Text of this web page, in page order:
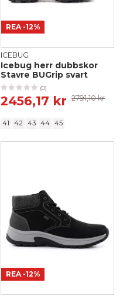
REA -12%
ICEBUG
Icebug herr dubbskor
Stavre BUGrip svart
(0)
2456,17 kr 2791,10 kr
41 42 43 44 45
REA -12%